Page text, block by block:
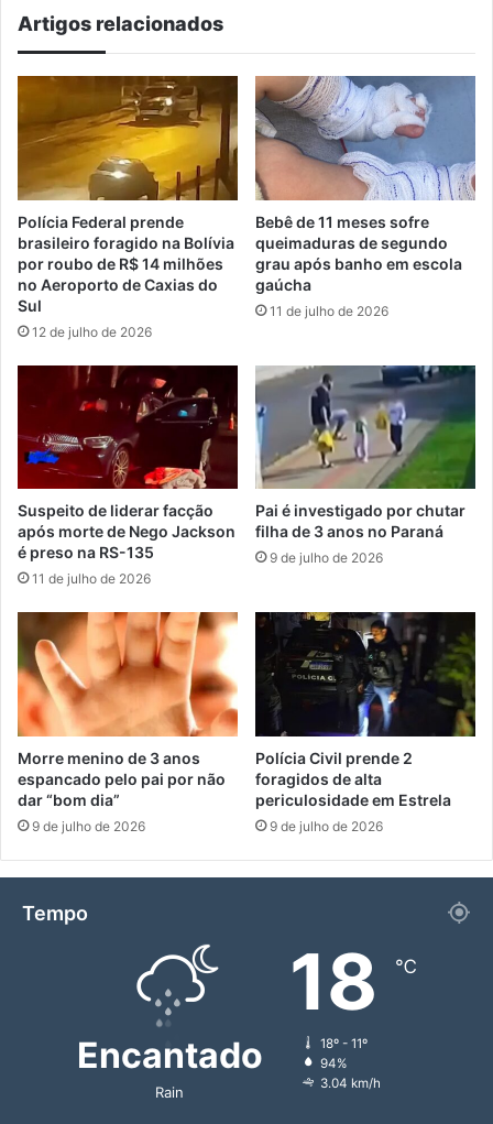
norte
Artigos relacionados
Polícia Federal prende
brasileiro foragido na Bolívia
por roubo de R$ 14 milhões
no Aeroporto de Caxias do
Sul
12 de julho de 2026
Bebê de 11 meses sofre
queimaduras de segundo
grau após banho em escola
gaúcha
11 de julho de 2026
Suspeito de liderar facção
após morte de Nego Jackson
é preso na RS-135
11 de julho de 2026
Pai é investigado por chutar
filha de 3 anos no Paraná
9 de julho de 2026
Morre menino de 3 anos
espancado pelo pai por não
dar “bom dia”
9 de julho de 2026
Polícia Civil prende 2
foragidos de alta
periculosidade em Estrela
9 de julho de 2026
Tempo
Encantado
Rain
18 ℃
18º - 11º
94%
3.04 km/h